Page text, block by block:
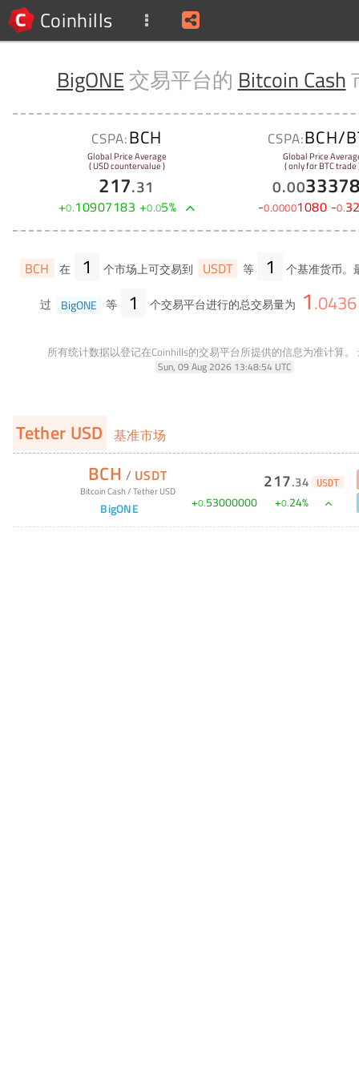
Coinhills
BigONE交易平台的 Bitcoin Cash
CSPA:BCH
Global Price Average
( USD countervalue )
217.31
+0.10907183 +0.05%
CSPA:BCH/
Global Price
( only for BTC trade
0.00
-0.00001080 -0.
BCH 在 1 个市场上可交易到 USDT 等 1 个基准货币。
过 BigONE 等 1 个交易平台进行的总交易量为 1.0436
所有统计数据以登记在Coinhills的交易平台所提供的信息为准计算。
Sun, 09 Aug 2026 13:48:54 UTC
Tether USD 基准市场
BCH / USDT
Bitcoin Cash/Tether USD
BigONE
217.34 USDT
+0.53000000 +0.24%